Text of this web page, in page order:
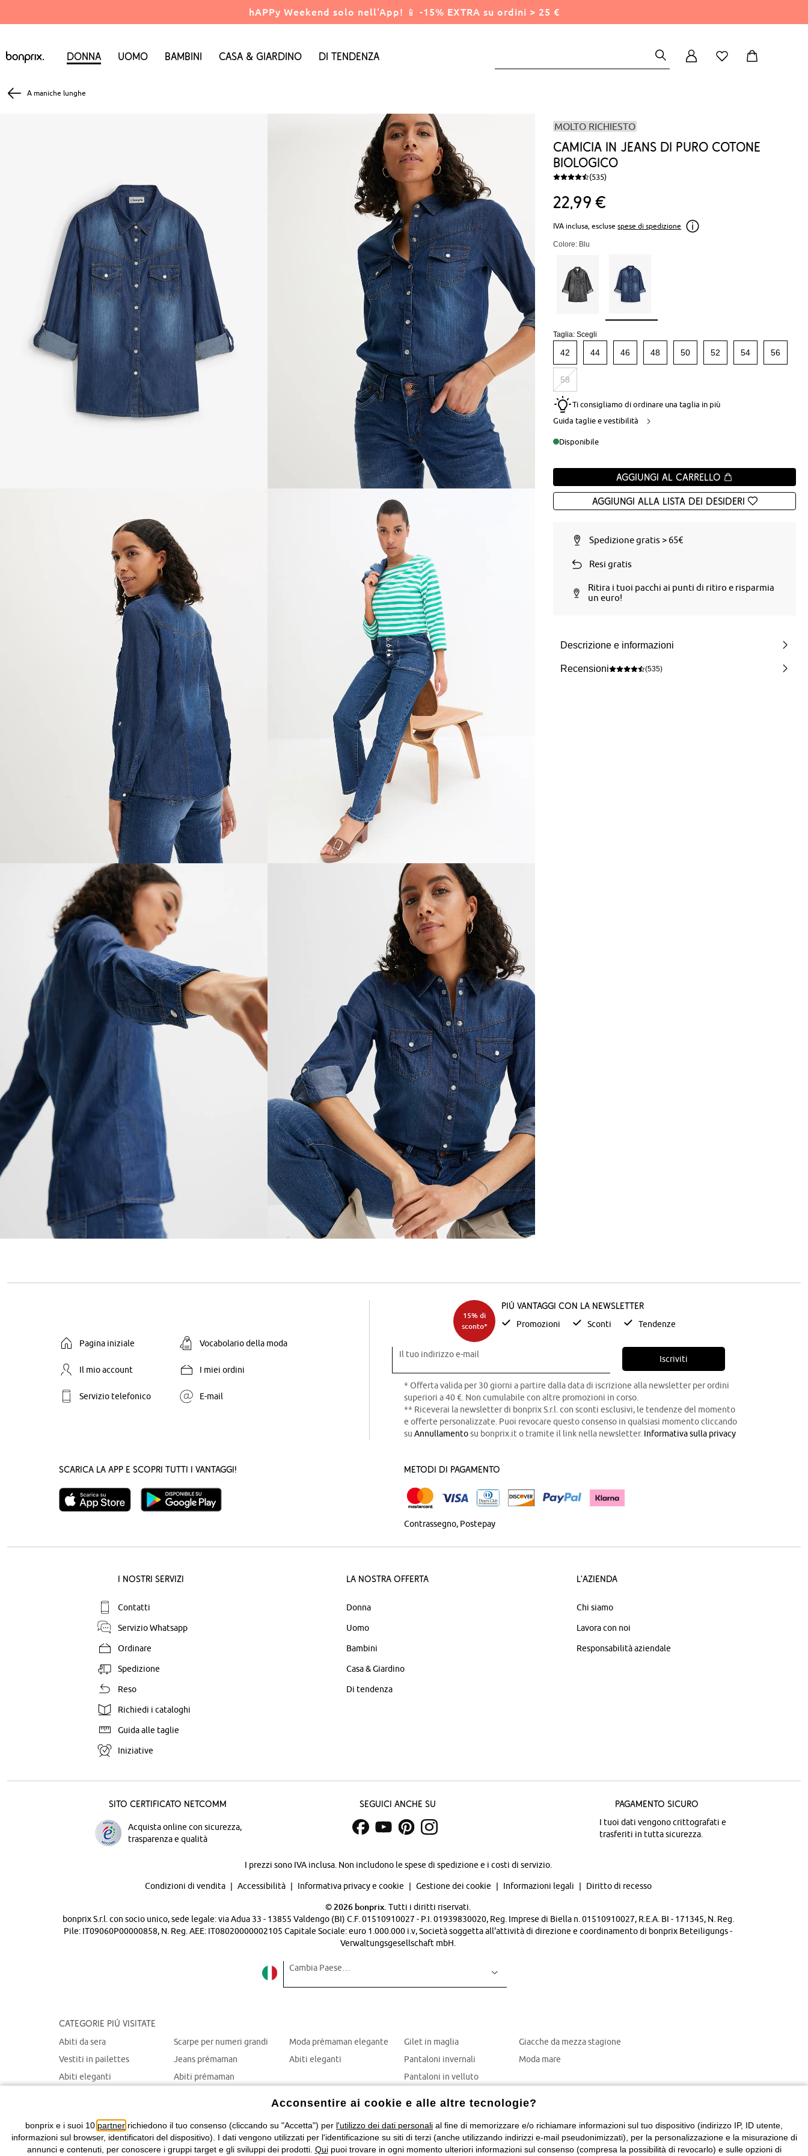
hAPPy Weekend solo nell'App! 📱 -15% EXTRA su ordini > 25 €
Donna Uomo Bambini Casa & Giardino Di tendenza
A maniche lunghe
MOLTO RICHIESTO
Camicia in jeans di puro cotone
biologico
(535)
22 99 €
IVA inclusa, escluse spese di spedizione
Colore: Blu
Taglia:Scegli
42 44 46 48 50 52 54 56
58
Ti consigliamo di ordinare una taglia in più
Guida taglie e vestibilità
Disponibile
Aggiungi al carrello
Aggiungi alla Lista dei desideri
Spedizione gratis > 65€
Resi gratis
Ritira i tuoi pacchi ai punti di ritiro e risparmia
un euro!
Descrizione e informazioni
Recensioni (535)
Pagina iniziale Vocabolario della moda
Il mio account I miei ordini
Servizio telefonico E-mail
15% di
sconto*
Più vantaggi con la newsletter
Promozioni Sconti Tendenze
Il tuo indirizzo e-mail Iscriviti
* Offerta valida per 30 giorni a partire dalla data di iscrizione alla newsletter per ordini
superiori a 40 €. Non cumulabile con altre promozioni in corso.
** Riceverai la newsletter di bonprix S.r.l. con sconti esclusivi, le tendenze del momento
e offerte personalizzate. Puoi revocare questo consenso in qualsiasi momento cliccando
su Annullamentosu bonprix.it o tramite il link nella newsletter. Informativa sulla privacy
Scarica la App e scopri tutti i vantaggi! Metodi di pagamento
Contrassegno Postepay
I nostri servizi
Contatti
Servizio Whatsapp
Ordinare
Spedizione
Reso
Richiedi i cataloghi
Guida alle taglie
Iniziative
La nostra offerta
Donna
Uomo
Bambini
Casa & Giardino
Di tendenza
L'azienda
Chi siamo
Lavora con noi
Responsabilità aziendale
Sito certificato Netcomm
Acquista online con sicurezza,
trasparenza e qualità
Seguici anche su Pagamento sicuro
I tuoi dati vengono crittografati e
trasferiti in tutta sicurezza.
I prezzi sono IVA inclusa. Non includono le spese di spedizione e i costi di servizio.
Condizioni di vendita Accessibilità Informativa privacy e cookie Gestione dei cookie Informazioni legali Diritto di recesso
© 2026 bonprix. Tutti i diritti riservati.
bonprix S.r.l. con socio unico, sede legale: via Adua 33 - 13855 Valdengo (BI) C.F. 01510910027 - P.I. 01939830020, Reg. Imprese di Biella n. 01510910027, R.E.A. BI - 171345, N. Reg.
Pile: IT09060P00000858, N. Reg. AEE: IT08020000002105 Capitale Sociale: euro 1.000.000 i.v, Società soggetta all'attività di direzione e coordinamento di bonprix Beteiligungs -
Verwaltungsgesellschaft mbH.
Cambia Paese…
Categorie più visitate
Abiti da sera
Vestiti in pailettes
Abiti eleganti
Scarpe per numeri grandi
Jeans prémaman
Abiti prémaman
Moda prémaman elegante
Abiti eleganti
Gilet in maglia
Pantaloni invernali
Pantaloni in velluto
Giacche da mezza stagione
Moda mare
Acconsentire ai cookie e alle altre tecnologie?
bonprix e i suoi 10 partner richiedono il tuo consenso (cliccando su "Accetta") per l'utilizzo dei dati personali al fine di memorizzare e/o richiamare informazioni sul tuo dispositivo (indirizzo IP, ID utente,
informazioni sul browser, identificatori del dispositivo). I dati vengono utilizzati per l'identificazione su siti di terzi (anche utilizzando indirizzi e-mail pseudonimizzati), per la personalizzazione e la misurazione di
annunci e contenuti, per conoscere i gruppi target e gli sviluppi dei prodotti. Quipuoi trovare in ogni momento ulteriori informazioni sul consenso (compresa la possibilità di revocarlo) e sulle opzioni di